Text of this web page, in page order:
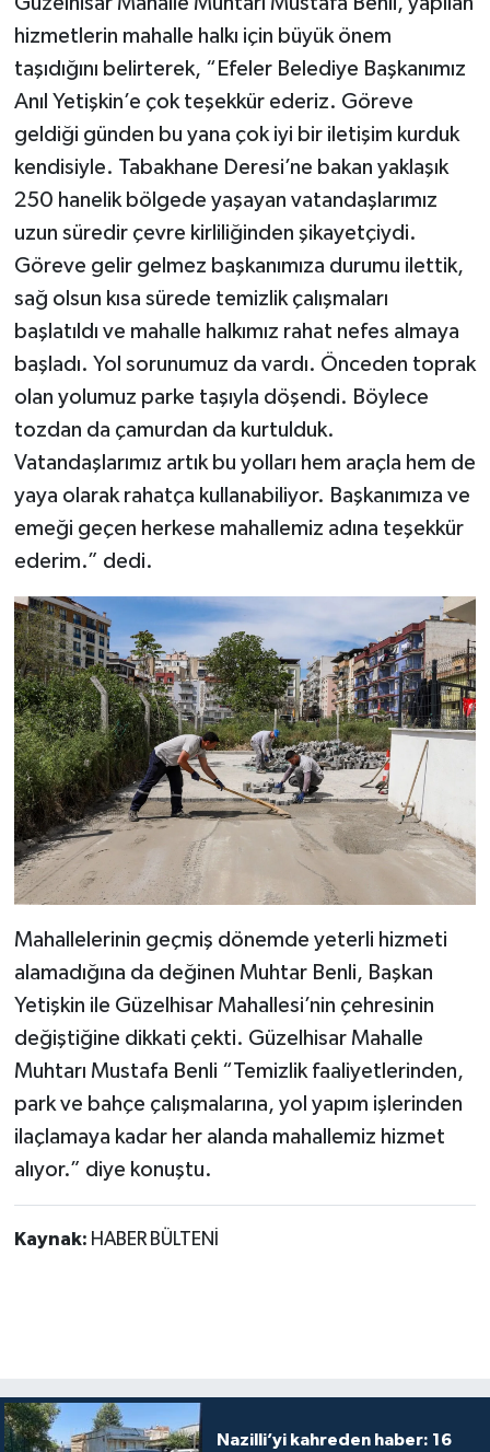
hizmetlerin mahalle halkı için büyük önem
taşıdığını belirterek, “Efeler Belediye Başkanımız
Anıl Yetişkin’e çok teşekkür ederiz. Göreve
geldiği günden bu yana çok iyi bir iletişim kurduk
kendisiyle. Tabakhane Deresi’ne bakan yaklaşık
250 hanelik bölgede yaşayan vatandaşlarımız
uzun süredir çevre kirliliğinden şikayetçiydi.
Göreve gelir gelmez başkanımıza durumu ilettik,
sağ olsun kısa sürede temizlik çalışmaları
başlatıldı ve mahalle halkımız rahat nefes almaya
başladı. Yol sorunumuz da vardı. Önceden toprak
olan yolumuz parke taşıyla döşendi. Böylece
tozdan da çamurdan da kurtulduk.
Vatandaşlarımız artık bu yolları hem araçla hem de
yaya olarak rahatça kullanabiliyor. Başkanımıza ve
emeği geçen herkese mahallemiz adına teşekkür
ederim.” dedi.
Mahallelerinin geçmiş dönemde yeterli hizmeti
alamadığına da değinen Muhtar Benli, Başkan
Yetişkin ile Güzelhisar Mahallesi’nin çehresinin
değiştiğine dikkati çekti. Güzelhisar Mahalle
Muhtarı Mustafa Benli “Temizlik faaliyetlerinden,
park ve bahçe çalışmalarına, yol yapım işlerinden
ilaçlamaya kadar her alanda mahallemiz hizmet
alıyor.” diye konuştu.
Kaynak: HABER BÜLTENİ
Nazilli’yi kahreden haber: 16